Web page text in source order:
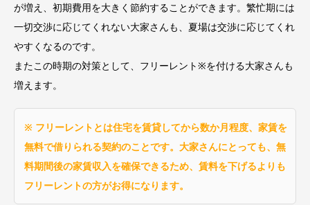
が増え、初期費用を大きく節約することができます。繁忙期には
一切交渉に応じてくれない大家さんも、夏場は交渉に応じてくれ
やすくなるのです。
またこの時期の対策として、フリーレント※を付ける大家さんも
増えます。
※ フリーレントとは住宅を賃貸してから数か月程度、家賃を
無料で借りられる契約のことです。大家さんにとっても、無
料期間後の家賃収入を確保できるため、賃料を下げるよりも
フリーレントの方がお得になります。